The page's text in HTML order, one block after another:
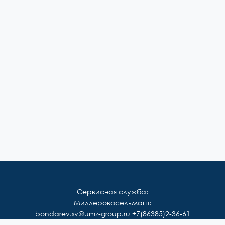
Сервисная служба:
Миллеровосельмаш:
bondarev.sv@umz-group.ru +7(86385)2-36-61